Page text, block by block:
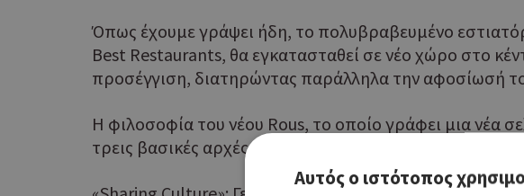
Όπως έχουμε γράψει ήδη, το πολυβραβευμένο
Best Restaurants, θα εγκατασταθεί σε νέο χώρο στο
προσέγγιση, διατηρώντας παράλληλα την αφοσίωσή
Η φιλοσοφία του νέου Rous, το οποίο γράφει μια νέα
τρεις βασικές αρχές:
Αυτός ο ιστότοπος